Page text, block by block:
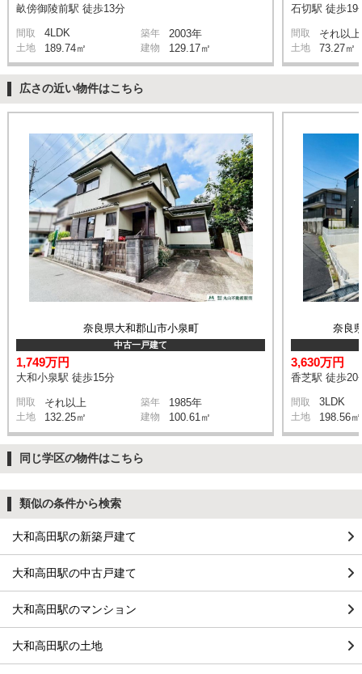
畝傍御陵前駅 徒歩13分
間取 4LDK 築年 2003年
土地 189.74㎡ 建物 129.17㎡
石切駅 徒歩19
間取 それ以上
土地 73.27㎡
広さの近い物件はこちら
奈良県大和郡山市小泉町
中古一戸建て
1,749万円
大和小泉駅 徒歩15分
間取 それ以上 築年 1985年
土地 132.25㎡ 建物 100.61㎡
奈良
3,630万円
香芝駅 徒歩20
間取 3LDK
土地 198.56㎡
同じ学区の物件はこちら
類似の条件から検索
大和高田駅の新築戸建て
大和高田駅の中古戸建て
大和高田駅のマンション
大和高田駅の土地